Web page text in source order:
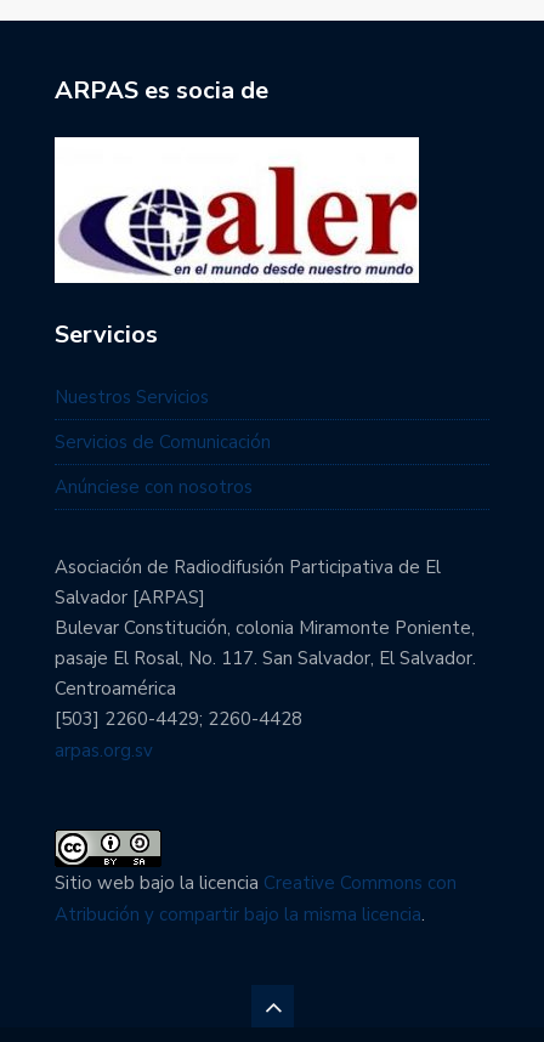
ARPAS es socia de
Servicios
Nuestros Servicios
Servicios de Comunicación
Anúnciese con nosotros
Asociación de Radiodifusión Participativa de El
Salvador [ARPAS]
Bulevar Constitución, colonia Miramonte Poniente,
pasaje El Rosal, No. 117. San Salvador, El Salvador.
Centroamérica
[503] 2260-4429; 2260-4428
arpas.org.sv
Sitio web bajo la licencia Creative Commons con
Atribución y compartir bajo la misma licencia.